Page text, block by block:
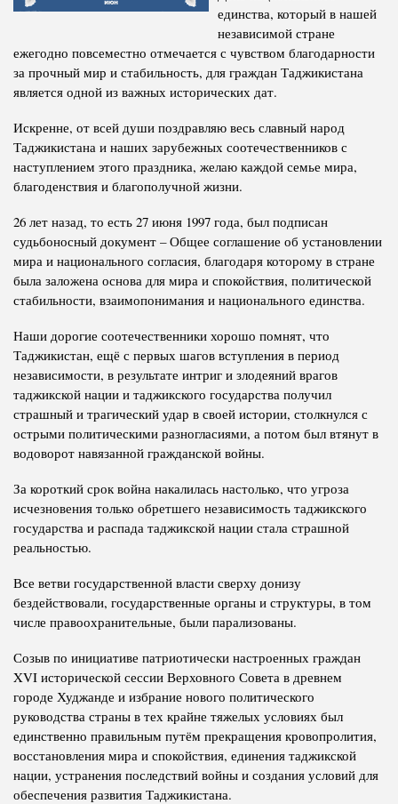
Биография
ПРЕЗИДЕНТ РЕСПУБЛИКИ ТАДЖИКИСТАН
Руководители и сотрудники
История руководителей
единства, который в нашей
независимой стране
ежегодно повсеместно отмечается с чувством благодарности
за прочный мир и стабильность, для граждан Таджикистана
является одной из важных исторических дат.
Искренне, от всей души поздравляю весь славный народ
Таджикистана и наших зарубежных соотечественников с
наступлением этого праздника, желаю каждой семье мира,
благоденствия и благополучной жизни.
26 лет назад, то есть 27 июня 1997 года, был подписан
судьбоносный документ – Общее соглашение об установлении
мира и национального согласия, благодаря которому в стране
была заложена основа для мира и спокойствия, политической
стабильности, взаимопонимания и национального единства.
Наши дорогие соотечественники хорошо помнят, что
Таджикистан, ещё с первых шагов вступления в период
независимости, в результате интриг и злодеяний врагов
таджикской нации и таджикского государства получил
страшный и трагический удар в своей истории, столкнулся с
острыми политическими разногласиями, а потом был втянут в
водоворот навязанной гражданской войны.
За короткий срок война накалилась настолько, что угроза
исчезновения только обретшего независимость таджикского
государства и распада таджикской нации стала страшной
реальностью.
Все ветви государственной власти сверху донизу
бездействовали, государственные органы и структуры, в том
числе правоохранительные, были парализованы.
Созыв по инициативе патриотически настроенных граждан
XVI исторической сессии Верховного Совета в древнем
городе Худжанде и избрание нового политического
руководства страны в тех крайне тяжелых условиях был
единственно правильным путём прекращения кровопролития,
восстановления мира и спокойствия, единения таджикской
нации, устранения последствий войны и создания условий для
обеспечения развития Таджикистана.